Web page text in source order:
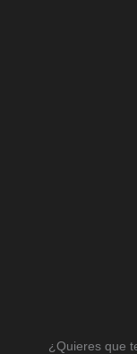
¿Quieres que